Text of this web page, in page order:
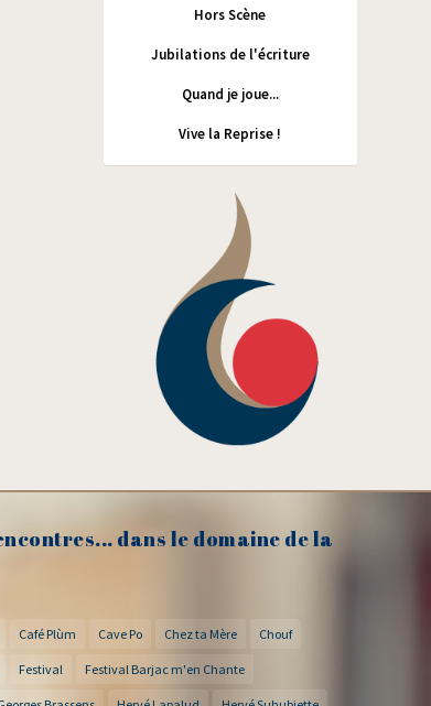
Hors Scène
Jubilations de l'écriture
Quand je joue...
Vive la Reprise !
dans le domaine de la
Café Plùm Cave Po Chez ta Mère Chouf
Festival Festival Barjac m'en Chante